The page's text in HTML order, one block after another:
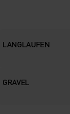
LANGLAUFEN
GRAVEL